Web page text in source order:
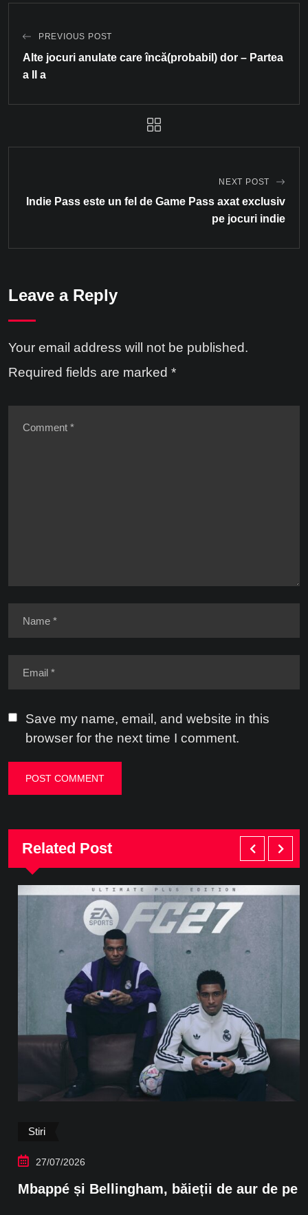
PREVIOUS POST
Alte jocuri anulate care încă(probabil) dor – Partea
a II a
NEXT POST
Indie Pass este un fel de Game Pass axat exclusiv
pe jocuri indie
Leave a Reply
Your email address will not be published.
Required fields are marked *
Save my name, email, and website in this
browser for the next time I comment.
Related Post
Stiri
27/07/2026
Mbappé și Bellingham, băieții de aur de pe